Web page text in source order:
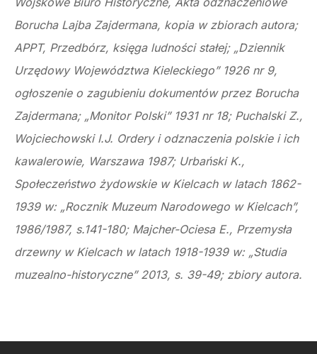
Borucha Lajba Zajdermana, kopia w zbiorach autora;
APPT, Przedbórz, księga ludności stałej; „Dziennik
Urzędowy Województwa Kieleckiego” 1926 nr 9,
ogłoszenie o zagubieniu dokumentów przez Borucha
Zajdermana; „Monitor Polski” 1931 nr 18; Puchalski Z.,
Wojciechowski I.J. Ordery i odznaczenia polskie i ich
kawalerowie, Warszawa 1987; Urbański K.,
Społeczeństwo żydowskie w Kielcach w latach 1862-
1939 w: „Rocznik Muzeum Narodowego w Kielcach”,
1986/1987, s.141-180; Majcher-Ociesa E., Przemysła
drzewny w Kielcach w latach 1918-1939 w: „Studia
muzealno-historyczne” 2013, s. 39-49; zbiory autora.